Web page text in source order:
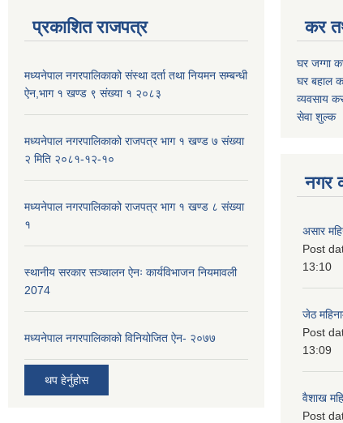
प्रकाशित राजपत्र
मध्यनेपाल नगरपालिकाको संस्था दर्ता तथा नियमन सम्बन्धी
ऐन,भाग १ खण्ड ९ संख्या १ २०८३
मध्यनेपाल नगरपालिकाको राजपत्र भाग १ खण्ड ७ संख्या
२ मिति २०८१-१२-१०
मध्यनेपाल नगरपालिकाको राजपत्र भाग १ खण्ड ८ संख्या
१
स्थानीय सरकार सञ्चालन ऐनः कार्यविभाजन नियमावली
2074
मध्यनेपाल नगरपालिकाको विनियोजित ऐन- २०७७
थप हेर्नुहोस
कर
घर जग्गा
घर बहाल
व्यवसाय
सेवा शुल्क
नगर
असार
Post
13:10
जेठ
Post
13:09
वैशाख
Post